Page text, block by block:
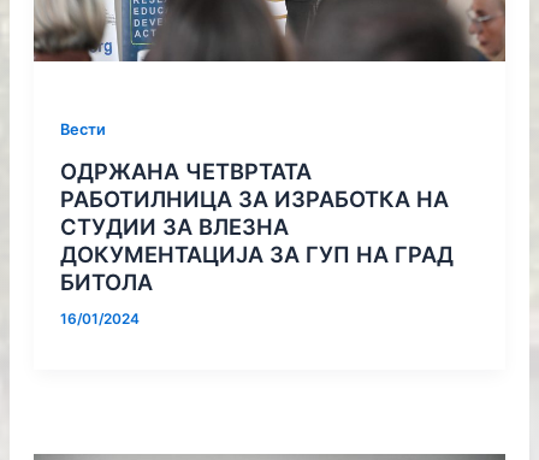
Вести
ОДРЖАНА ЧЕТВРТАТА
РАБОТИЛНИЦА ЗА ИЗРАБОТКА НА
СТУДИИ ЗА ВЛЕЗНА
ДОКУМЕНТАЦИЈА ЗА ГУП НА ГРАД
БИТОЛА
16/01/2024